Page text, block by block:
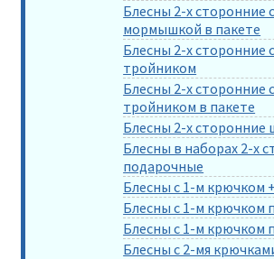
Блесны 2-х сторонние
мормышкой в пакете
Блесны 2-х сторонние
тройником
Блесны 2-х сторонние
тройником в пакете
Блесны 2-х сторонние
Блесны в наборах 2-х
подарочные
Блесны с 1-м крючком
Блесны с 1-м крючком
Блесны с 1-м крючком
Блесны с 2-мя